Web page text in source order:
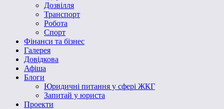
Дозвілля
Транспорт
Робота
Спорт
Фінанси та бізнес
Галерея
Довідкова
Афіша
Блоги
Юридичні питання у сфері ЖКГ
Запитай у юриста
Проекти